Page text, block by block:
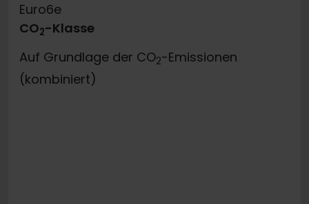
Euro6e
CO2-Klasse
Auf Grundlage der CO2-Emissionen
(kombiniert)